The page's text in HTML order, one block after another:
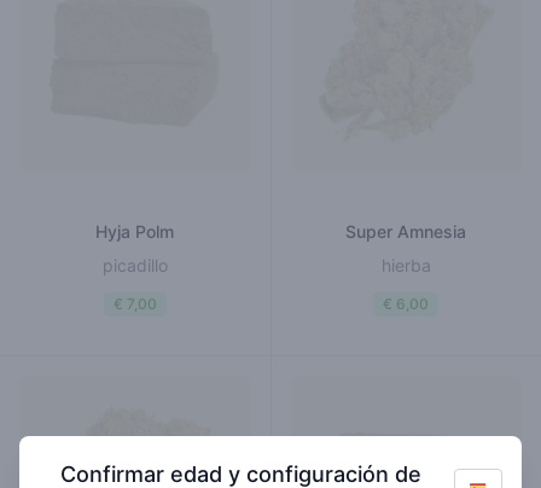
Hyja Polm
picadillo
€ 7,00
Super Amnesia
hierba
€ 6,00
Confirmar edad y configuración de